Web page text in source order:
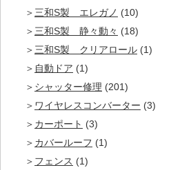
三和S製 エレガノ (10)
三和S製 静々動々 (18)
三和S製 クリアロール (1)
自動ドア (1)
シャッター修理 (201)
ワイヤレスコンバーター (3)
カーポート (3)
カバールーフ (1)
フェンス (1)